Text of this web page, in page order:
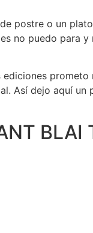
postre o un
no puedo para y
prometo
Así dejo aquí un
BLAI